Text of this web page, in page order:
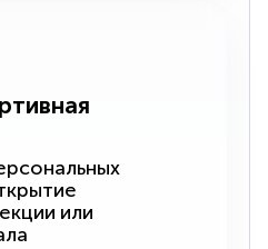
или